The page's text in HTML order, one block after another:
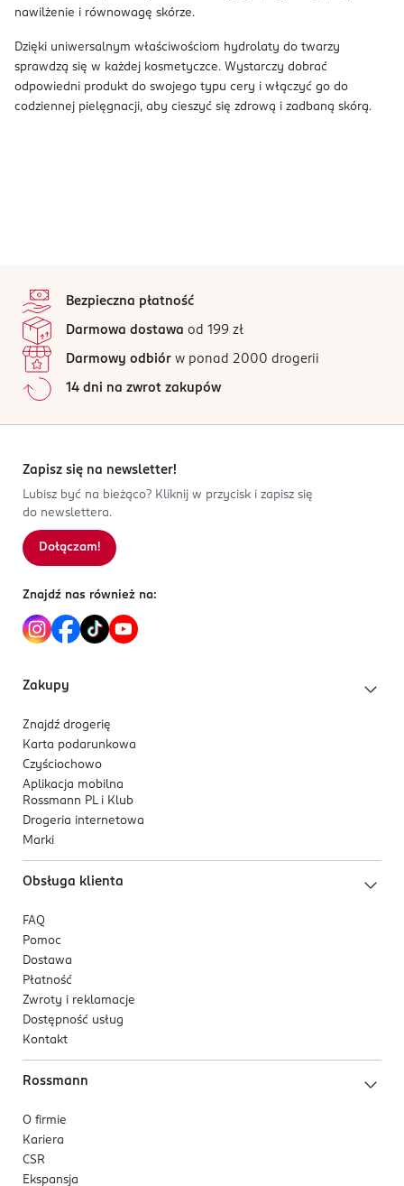
nawilżenie i równowagę skórze.
Dzięki uniwersalnym właściwościom hydrolaty do twarzy
sprawdzą się w każdej kosmetyczce. Wystarczy dobrać
odpowiedni produkt do swojego typu cery i włączyć go do
codziennej pielęgnacji, aby cieszyć się zdrową i zadbaną skórą.
Bezpieczna płatność
Darmowa dostawa od 199 zł
Darmowy odbiór w ponad 2000 drogerii
14 dni na zwrot zakupów
Zapisz się na newsletter!
Lubisz być na bieżąco? Kliknij w przycisk i zapisz się
do newslettera.
Dołączam!
Znajdź nas również na:
Zakupy
Znajdź drogerię
Karta podarunkowa
Czyściochowo
Aplikacja mobilna
Rossmann PL i Klub
Drogeria internetowa
Marki
Obsługa klienta
FAQ
Pomoc
Dostawa
Płatność
Zwroty i reklamacje
Dostępność usług
Kontakt
Rossmann
O firmie
Kariera
CSR
Ekspansja